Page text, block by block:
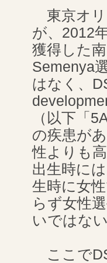
東京オリ
が、2012
獲得した
Semenya
はなく、
（以下「
の疾患が
性よりも
出生時に
生時に女
らず女性
いではな
ここで